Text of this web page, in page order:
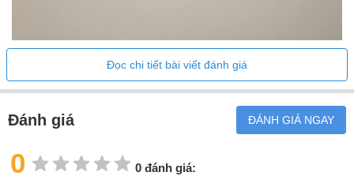
Tần số (2): 50Hz
Tải kết nối (1): 3,4kW
Bảo vệ cầu chì (2): 16 A
Đọc chi tiết bài viết đánh giá
Đánh giá ĐÁNH GIÁ NGAY
0 0 đánh giá: